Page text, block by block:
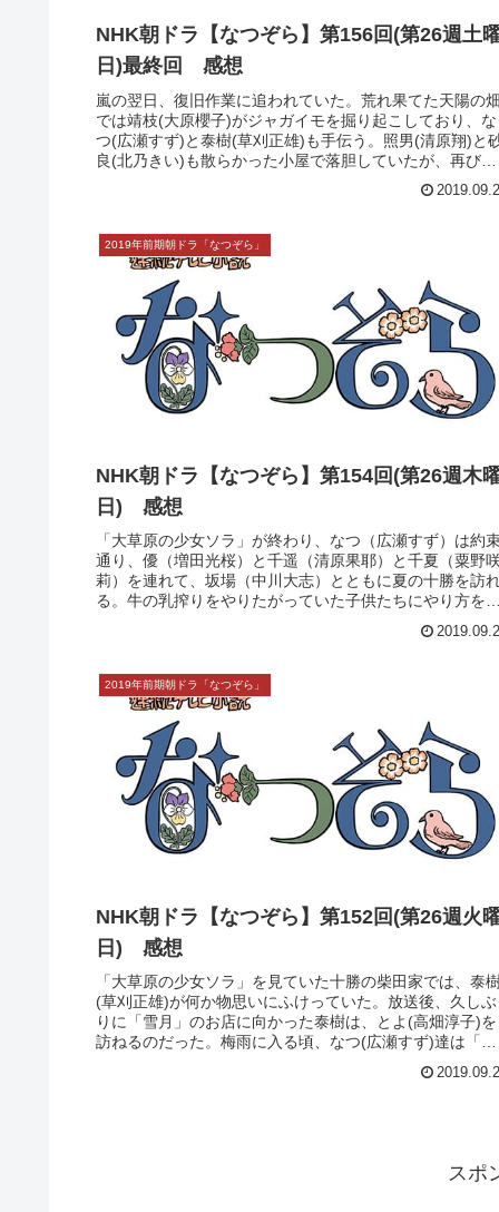
NHK朝ドラ【なつぞら】第156回(第26週土
日)最終回 感想
嵐の翌日、復旧作業に追われていた。荒れ果てた天陽の畑
では靖枝(大原櫻子)がジャガイモを掘り起こしており、な
つ(広瀬すず)と泰樹(草刈正雄)も手伝う。照男(清原翔)と
良(北乃きい)も散らかった小屋で落胆していたが、再び一
2019年前期朝ドラ「なつぞら」
NHK朝ドラ【なつぞら】第154回(第26週木
日) 感想
「大草原の少女ソラ」が終わり、なつ（広瀬すず）は約
通り、優（増田光桜）と千遥（清原果耶）と千夏（粟野
莉）を連れて、坂場（中川大志）とともに夏の十勝を訪
る。牛の乳搾りをやりたがっていた子供たちにやり方を教
2019年前期朝ドラ「なつぞら」
NHK朝ドラ【なつぞら】第152回(第26週火
日) 感想
「大草原の少女ソラ」を見ていた十勝の柴田家では、泰
(草刈正雄)が何か物思いにふけっていた。放送後、久しぶ
りに「雪月」のお店に向かった泰樹は、とよ(高畑淳子)を
訪ねるのだった。梅雨に入る頃、なつ(広瀬すず)達は「大
スポ